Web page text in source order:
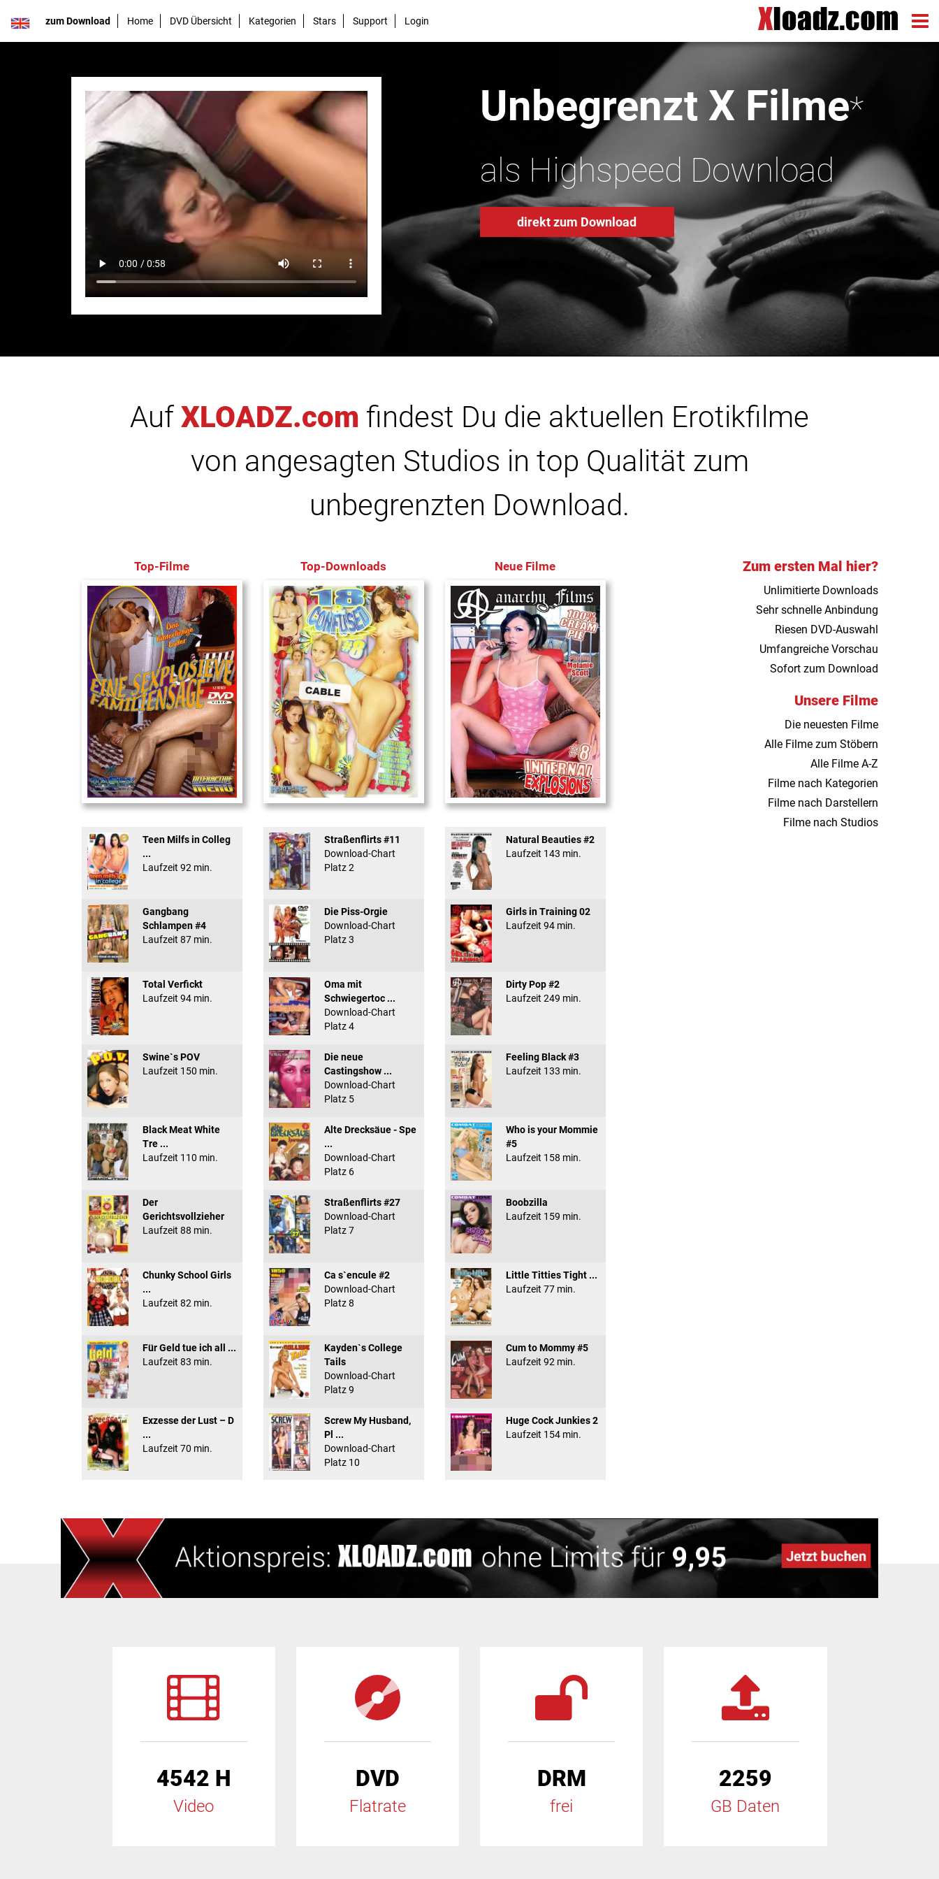
zum Download Home DVD Übersicht Kategorien Stars Support Login
Unbegrenzt X Filme*
als Highspeed Download
direkt zum Download
Auf XLOADZ.com findest Du die aktuellen Erotikfilme
von angesagten Studios in top Qualität zum
unbegrenzten Download.
Top-Filme
Eine Sexplosieve Fam ...
Teen Milfs in Colleg
...
Laufzeit 92 min.
Gangbang
Schlampen #4
Laufzeit 87 min.
Total Verfickt
Laufzeit 94 min.
Swine`s POV
Laufzeit 150 min.
Black Meat White
Tre ...
Laufzeit 110 min.
Der
Gerichtsvollzieher
Laufzeit 88 min.
Chunky School Girls
...
Laufzeit 82 min.
Für Geld tue ich all ...
Laufzeit 83 min.
Exzesse der Lust – D
...
Laufzeit 70 min.
Top-Downloads
18 And Confused #8 - ...
Straßenflirts #11
Download-Chart
Platz 2
Die Piss-Orgie
Download-Chart
Platz 3
Oma mit
Schwiegertoc ...
Download-Chart
Platz 4
Die neue
Castingshow ...
Download-Chart
Platz 5
Alte Drecksäue - Spe
...
Download-Chart
Platz 6
Straßenflirts #27
Download-Chart
Platz 7
Ca s`encule #2
Download-Chart
Platz 8
Kayden`s College
Tails
Download-Chart
Platz 9
Screw My Husband,
Pl ...
Download-Chart
Platz 10
Neue Filme
Internal Explosionen
Natural Beauties #2
Laufzeit 143 min.
Girls in Training 02
Laufzeit 94 min.
Dirty Pop #2
Laufzeit 249 min.
Feeling Black #3
Laufzeit 133 min.
Who is your Mommie
#5
Laufzeit 158 min.
Boobzilla
Laufzeit 159 min.
Little Titties Tight ...
Laufzeit 77 min.
Cum to Mommy #5
Laufzeit 92 min.
Huge Cock Junkies 2
Laufzeit 154 min.
Zum ersten Mal hier?
Unlimitierte Downloads
Sehr schnelle Anbindung
Riesen DVD-Auswahl
Umfangreiche Vorschau
Sofort zum Download
Unsere Filme
Die neuesten Filme
Alle Filme zum Stöbern
Alle Filme A-Z
Filme nach Kategorien
Filme nach Darstellern
Filme nach Studios
4542 H
Video
DVD
Flatrate
DRM
frei
2259
GB Daten